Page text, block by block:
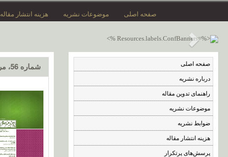
صفحه اصلی موضوعات نشریه هزینه انتشار مقاله
صفحه اصلی
درباره نشریه
راهنمای تدوین مقاله
موضوعات نشریه
ضوابط نشریه
هزینه انتشار مقاله
پرسش‌های پرتکرار
شماره 56، مرداد 1402